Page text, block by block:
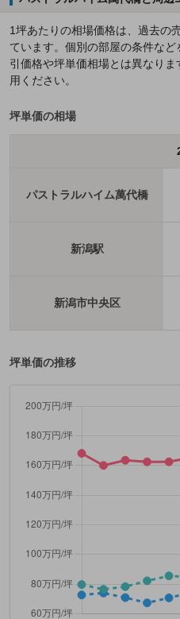
1坪あたりの相場価格は、過去の
ています。個別の部屋の条件な
引価格や坪単価相場とは異なり
用ください。
坪単価の相場
パストラルハイム萬代橋
新潟駅
新潟市中央区
坪単価の推移